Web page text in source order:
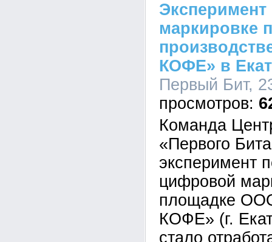
маркировке
КОФЕ» в
Первый Бит,
Команда
«Первого
эксперимент
цифровой
площадке
КОФЕ» (г.
стало